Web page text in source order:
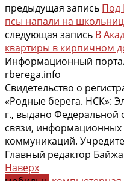
предыдущая запись Под
псы напали на
следующая запись В
квартиры в кирпичном
Информационный
rberega.info
Свидетельство о
«Родные берега. НСК»:
г., выдано Федеральной
связи, информационных
коммуникаций.
Главный редактор
Наверх